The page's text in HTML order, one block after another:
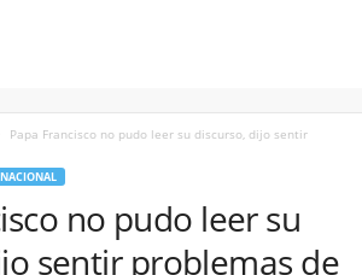
Papa Francisco no pudo leer su discurso, dijo sentir
no pudo leer su
sentir problemas de